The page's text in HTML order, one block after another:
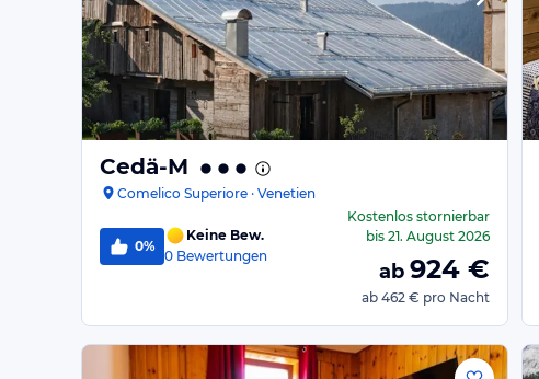
Cedä-M
Comelico Superiore · Venetien
0%
Keine Bew.
0 Bewertungen
Kostenlos stornierbar
bis 21. August 2026
ab 924 €
ab 462 € pro Nacht